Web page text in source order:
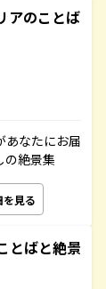
アのことば
あなたにお届
の絶景集
を見る
とばと絶景